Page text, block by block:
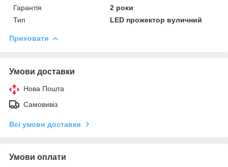
Гарантія
2 роки
Тип
LED прожектор вуличний
Приховати
Умови доставки
Нова Пошта
Самовивіз
Всі умови доставки
Умови оплати